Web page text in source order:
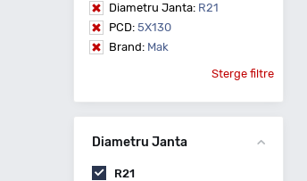
Diametru Janta: R21
PCD: 5X130
Brand: Mak
Sterge filtre
Diametru Janta
R21